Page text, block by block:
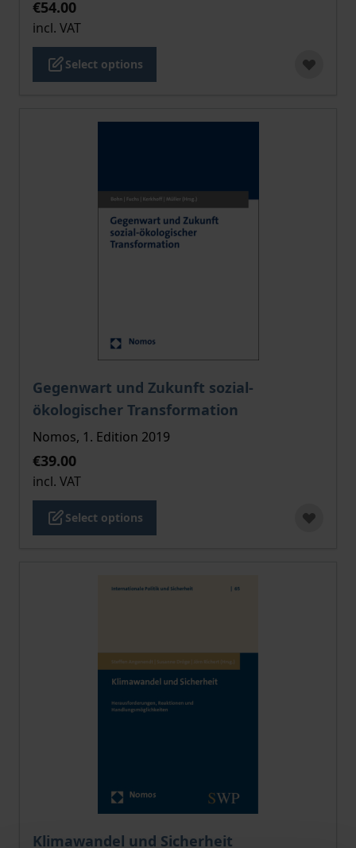
€54.00
incl. VAT
Select options
Gegenwart und Zukunft sozial-
ökologischer Transformation
The price depends on the options chosen on the
Nomos, 1. Edition 2019
€39.00
incl. VAT
Select options
Klimawandel und Sicherheit
The price depends on the options chosen on the